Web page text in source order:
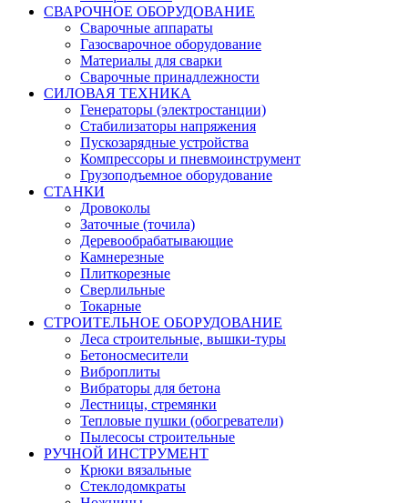
СВАРОЧНОЕ ОБОРУДОВАНИЕ
Сварочные аппараты
Газосварочное оборудование
Материалы для сварки
Сварочные принадлежности
СИЛОВАЯ ТЕХНИКА
Генераторы (электростанции)
Стабилизаторы напряжения
Пускозарядные устройства
Компрессоры и пневмоинструмент
Грузоподъемное оборудование
СТАНКИ
Дровоколы
Заточные (точила)
Деревообрабатывающие
Камнерезные
Плиткорезные
Сверлильные
Токарные
СТРОИТЕЛЬНОЕ ОБОРУДОВАНИЕ
Леса строительные, вышки-туры
Бетоносмесители
Виброплиты
Вибраторы для бетона
Лестницы, стремянки
Тепловые пушки (обогреватели)
Пылесосы строительные
РУЧНОЙ ИНСТРУМЕНТ
Крюки вязальные
Стеклодомкраты